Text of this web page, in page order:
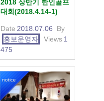
2018 상반기 한인골프
대회(2018.4.14-1)
Date 2018.07.06
By
홍보운영자
Views 1
475
notice